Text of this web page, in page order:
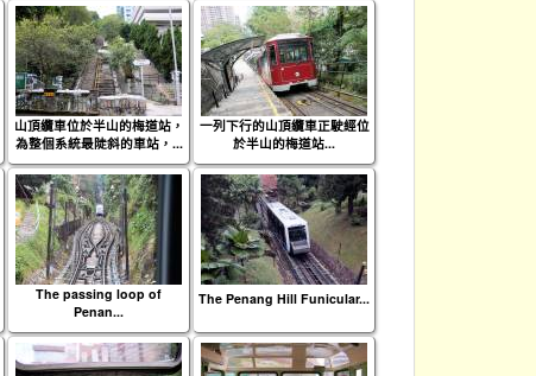
山頂纜車位於半山的梅道站，
為整個系統最陡斜的車站，...
一列下行的山頂纜車正駛經位
於半山的梅道站...
The passing loop of
Penan...
The Penang Hill Funicular...